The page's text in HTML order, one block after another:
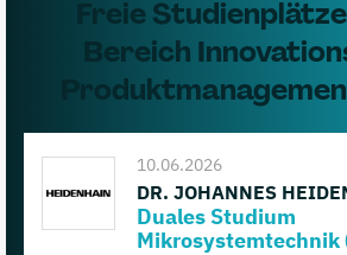
Freie
Bereich
10.06.2026
DR. JOHANNES
Duales Studium
Mikrosystemtechnik